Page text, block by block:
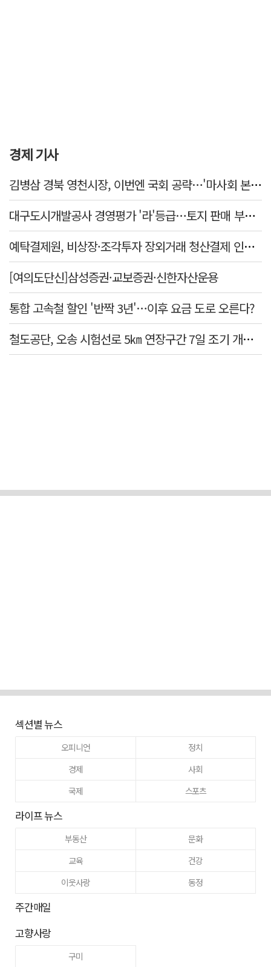
경제 기사
김병삼 경북 영천시장, 이번엔 국회 공략…'마사회 본사 이전·광역교통망 확충' 요청
대구도시개발공사 경영평가 '라'등급…토지 판매 부진에 1년 만에 두 단계 '뚝'
예탁결제원, 비상장·조각투자 장외거래 청산결제 인프라 구축 착수…연내 가동
[여의도단신]삼성증권·교보증권·신한자산운용
통합 고속철 할인 '반짝 3년'…이후 요금 도로 오른다?
철도공단, 오송 시험선로 5㎞ 연장구간 7일 조기 개통…LA 메트로 사업 지원
섹션별 뉴스
오피니언
정치
경제
사회
국제
스포츠
라이프 뉴스
부동산
문화
교육
건강
이웃사랑
동정
주간매일
고향사랑
구미